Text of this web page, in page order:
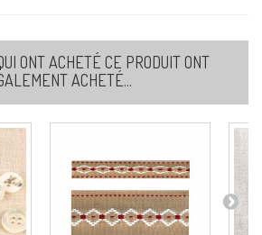
ONT ACHETÉ CE PRODUIT ONT
ACHETÉ...